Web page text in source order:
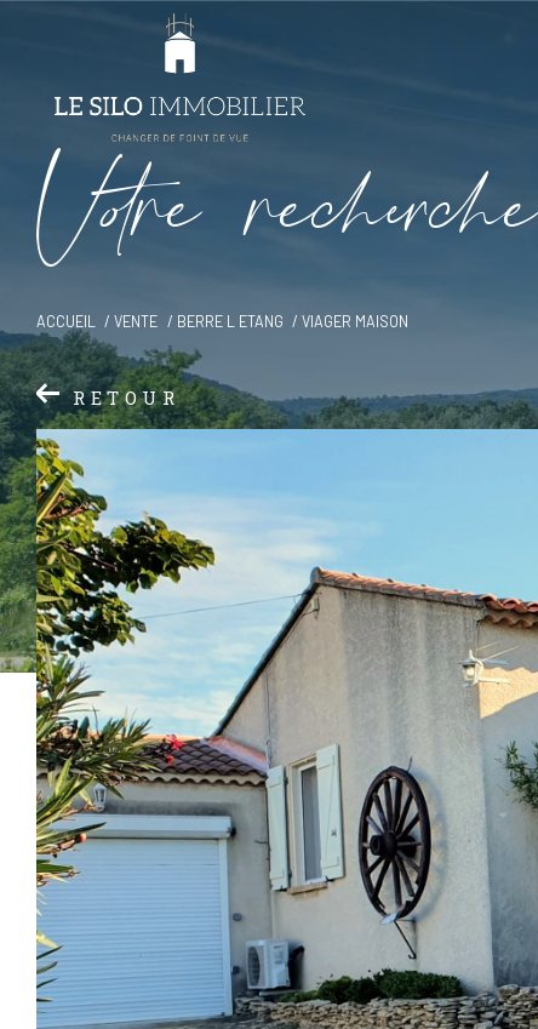
Vore recece
ACCUEIL VENTE BERRE L ETANG VIAGER MAISON
RETOUR